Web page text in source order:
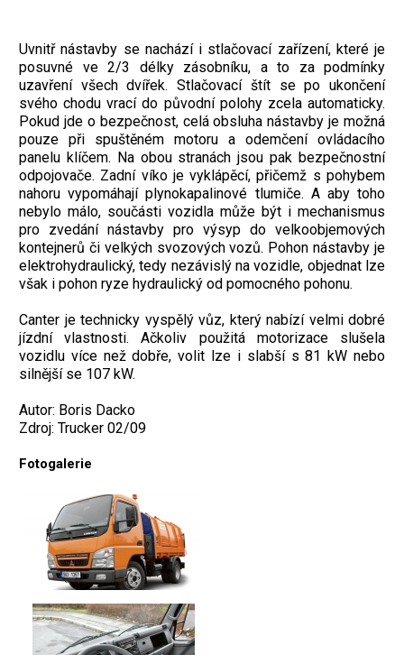
Uvnitř nástavby se nachází i stlačovací zařízení, které je
posuvné ve 2/3 délky zásobníku, a to za podmínky
uzavření všech dvířek. Stlačovací štít se po ukončení
svého chodu vrací do původní polohy zcela automaticky.
Pokud jde o bezpečnost, celá obsluha nástavby je možná
pouze při spuštěném motoru a odemčení ovládacího
panelu klíčem. Na obou stranách jsou pak bezpečnostní
odpojovače. Zadní víko je vyklápěcí, přičemž s pohybem
nahoru vypomáhají plynokapalinové tlumiče. A aby toho
nebylo málo, součásti vozidla může být i mechanismus
pro zvedání nástavby pro výsyp do velkoobjemových
kontejnerů či velkých svozových vozů. Pohon nástavby je
elektrohydraulický, tedy nezávislý na vozidle, objednat lze
však i pohon ryze hydraulický od pomocného pohonu.
Canter je technicky vyspělý vůz, který nabízí velmi dobré
jízdní vlastnosti. Ačkoliv použitá motorizace slušela
vozidlu více než dobře, volit lze i slabší s 81 kW nebo
silnější se 107 kW.
Autor: Boris Dacko
Zdroj: Trucker 02/09
Fotogalerie